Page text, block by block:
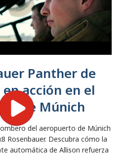
Panther de
acción en el
de Múnich
del aeropuerto de Múnich
Rosenbauer. Descubra cómo la
automática de Allison refuerza